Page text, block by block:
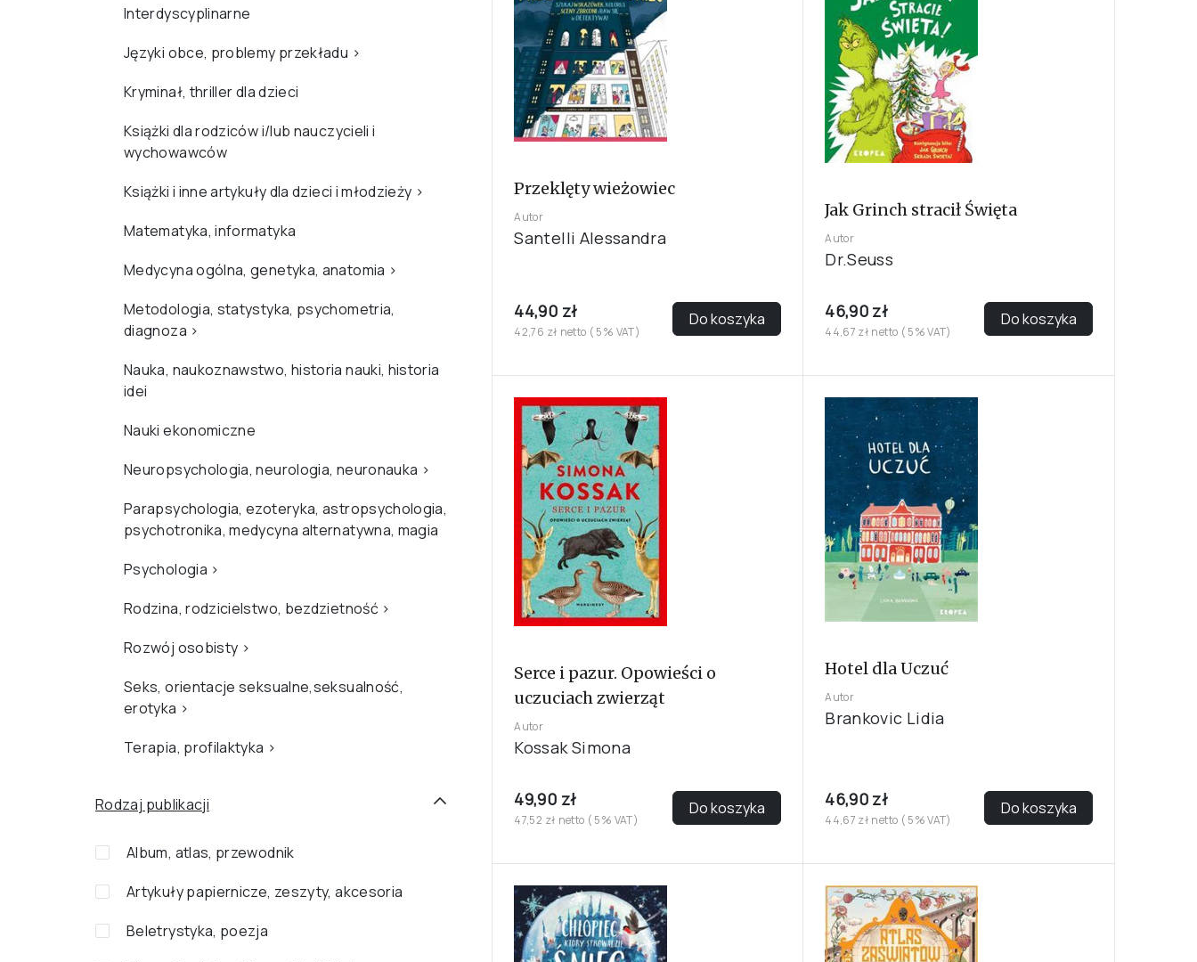
Interdyscyplinarne
Języki obce, problemy przekładu ›
Kryminał, thriller dla dzieci
Książki dla rodziców i/lub nauczycieli i
wychowawców
Książki i inne artykuły dla dzieci i młodzieży ›
Matematyka, informatyka
Medycyna ogólna, genetyka, anatomia ›
Metodologia, statystyka, psychometria,
diagnoza ›
Nauka, naukoznawstwo, historia nauki, historia
idei
Nauki ekonomiczne
Neuropsychologia, neurologia, neuronauka ›
Parapsychologia, ezoteryka, astropsychologia,
psychotronika, medycyna alternatywna, magia
Psychologia ›
Rodzina, rodzicielstwo, bezdzietność ›
Rozwój osobisty ›
Seks, orientacje seksualne,seksualność,
erotyka ›
Terapia, profilaktyka ›
Rodzaj publikacji
Album, atlas, przewodnik
Artykuły papiernicze, zeszyty, akcesoria
Beletrystyka, poezja
Przeklęty wieżowiec
Autor
Santelli Alessandra
44,90 zł
42,76 zł netto ( 5% VAT)
Do koszyka
Jak Grinch stracił Święta
Autor
Dr.Seuss
46,90 zł
44,67 zł netto ( 5% VAT)
Do koszyka
Serce i pazur. Opowieści o
uczuciach zwierząt
Autor
Kossak Simona
49,90 zł
47,52 zł netto ( 5% VAT)
Do koszyka
Hotel dla Uczuć
Autor
Brankovic Lidia
46,90 zł
44,67 zł netto ( 5% VAT)
Do koszyka